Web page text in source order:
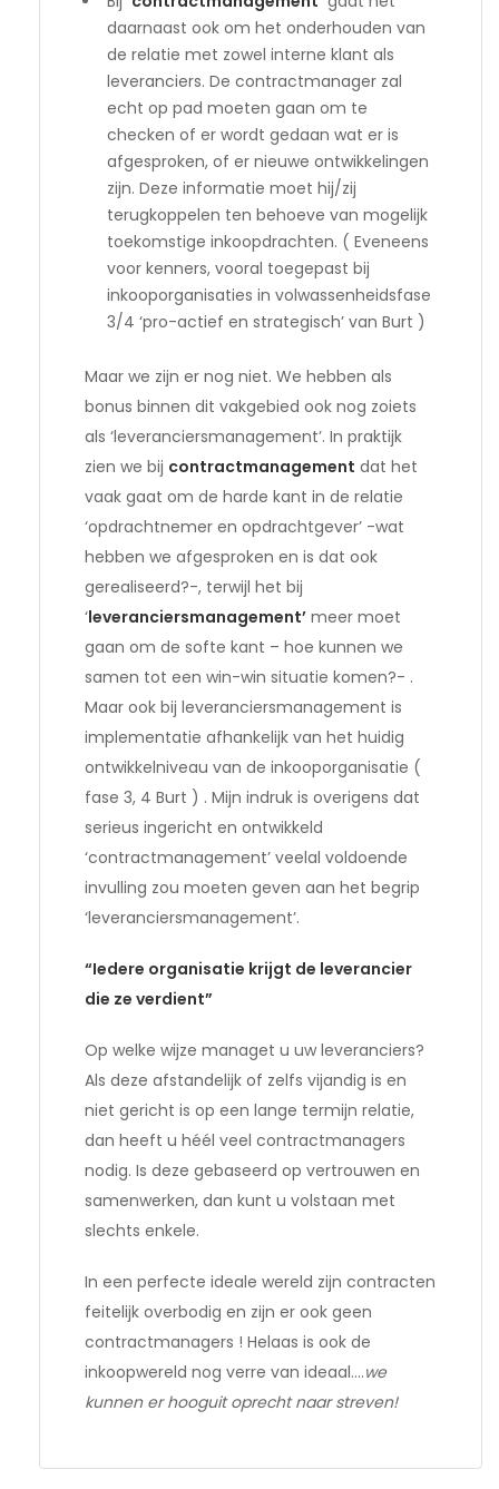
daarnaast ook om het onderhouden van
de relatie met zowel interne klant als
leveranciers. De contractmanager zal
echt op pad moeten gaan om te
checken of er wordt gedaan wat er is
afgesproken, of er nieuwe ontwikkelingen
zijn. Deze informatie moet hij/zij
terugkoppelen ten behoeve van mogelijk
toekomstige inkoopdrachten. ( Eveneens
voor kenners, vooral toegepast bij
inkooporganisaties in volwassenheidsfase
3/4 ‘pro-actief en strategisch’ van Burt )
Maar we zijn er nog niet. We hebben als
bonus binnen dit vakgebied ook nog zoiets
als ‘leveranciersmanagement’. In praktijk
zien we bij contractmanagement dat het
vaak gaat om de harde kant in de relatie
‘opdrachtnemer en opdrachtgever’ -wat
hebben we afgesproken en is dat ook
gerealiseerd?-, terwijl het bij
‘leveranciersmanagement’ meer moet
gaan om de softe kant – hoe kunnen we
samen tot een win-win situatie komen?- .
Maar ook bij leveranciersmanagement is
implementatie afhankelijk van het huidig
ontwikkelniveau van de inkooporganisatie (
fase 3, 4 Burt ) . Mijn indruk is overigens dat
serieus ingericht en ontwikkeld
‘contractmanagement’ veelal voldoende
invulling zou moeten geven aan het begrip
‘leveranciersmanagement’.
“Iedere organisatie krijgt de leverancier
die ze verdient”
Op welke wijze managet u uw leveranciers?
Als deze afstandelijk of zelfs vijandig is en
niet gericht is op een lange termijn relatie,
dan heeft u héél veel contractmanagers
nodig. Is deze gebaseerd op vertrouwen en
samenwerken, dan kunt u volstaan met
slechts enkele.
In een perfecte ideale wereld zijn contracten
feitelijk overbodig en zijn er ook geen
contractmanagers ! Helaas is ook de
inkoopwereld nog verre van ideaal….we
kunnen er hooguit oprecht naar streven!